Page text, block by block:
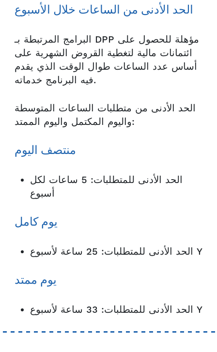
الحد الأدنى من الساعات خلال الأسبوع
البرامج المرتبطة بـ DPP مؤهلة للحصول على
ائتمانات مالية لتغطية القروض الشهرية على
أساس عدد الساعات طوال الوقت الذي يقدم
فيه البرنامج خدماته.
الحد الأدنى من متطلبات الساعات المتوسطة
واليوم المكتمل واليوم الممتد:
منتصف اليوم
الحد الأدنى للمتطلبات: 5 ساعات لكل
أسبوع
يوم كامل
الحد الأدنى للمتطلبات: 25 ساعة لأسبوع Y
يوم ممتد
الحد الأدنى للمتطلبات: 33 ساعة لأسبوع Y